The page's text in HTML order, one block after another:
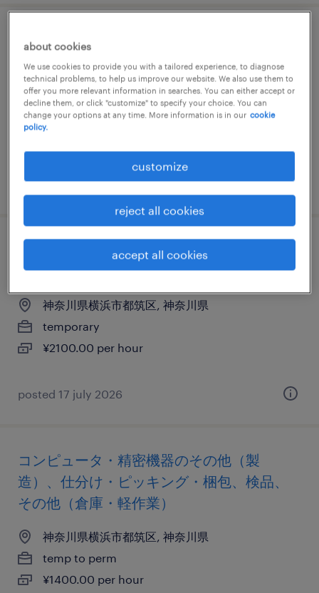
機械・メカトロニクスの検査、組立・部品
加工、その他（製造）、検品
神奈川県横浜市都筑区, 神奈川県
temporary
posted 17 july 2026
it・web系／メーカー系／流通・サービス系
のヘルプデスク・ユーザーサポート
神奈川県横浜市都筑区, 神奈川県
temporary
¥2100.00 per hour
posted 17 july 2026
コンピュータ・精密機器のその他（製
造）、仕分け・ピッキング・梱包、検品、
その他（倉庫・軽作業）
神奈川県横浜市都筑区, 神奈川県
temp to perm
¥1400.00 per hour
about cookies
We use cookies to provide you with a tailored experience, to diagnose
technical problems, to help us improve our website. We also use them to
offer you more relevant information in searches. You can either accept or
decline them, or click "customize" to specify your choice. You can
change your options at any time. More information is in our cookie
policy.
customize
reject all cookies
accept all cookies